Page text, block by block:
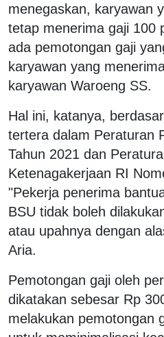
menegaskan, karyawan
tetap menerima gaji 100
ada pemotongan gaji
karyawan yang
karyawan Waroeng SS.
Hal ini, katanya,
tertera dalam Peraturan
Tahun 2021 dan
Ketenagakerjaan RI
"Pekerja penerima
BSU tidak boleh
atau upahnya dengan
Aria.
Pemotongan gaji oleh
dikatakan sebesar Rp
melakukan pemotongan